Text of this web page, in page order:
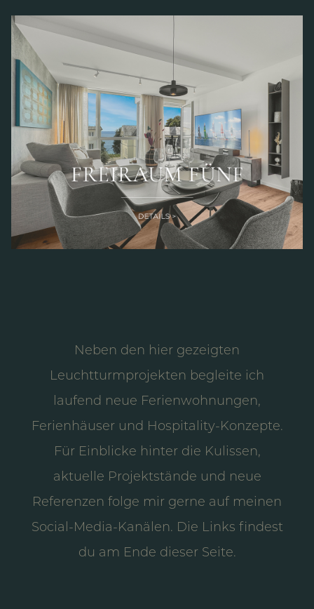
Neben den hier gezeigten
Leuchtturmprojekten begleite ich
laufend neue Ferienwohnungen,
Ferienhäuser und Hospitality-Konzepte.
Für Einblicke hinter die Kulissen,
aktuelle Projektstände und neue
Referenzen folge mir gerne auf meinen
Social-Media-Kanälen. Die Links findest
du am Ende dieser Seite.